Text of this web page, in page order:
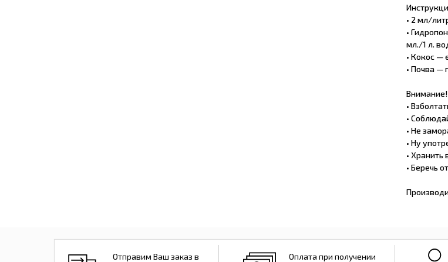
• 2 мл/
•
мл./1 л.
• Кокос —
• Почва —
Внимание!
•
•
• Не
• Ну
• Хранить
• Беречь
Отправим Ваш заказ в
Оплата при получении